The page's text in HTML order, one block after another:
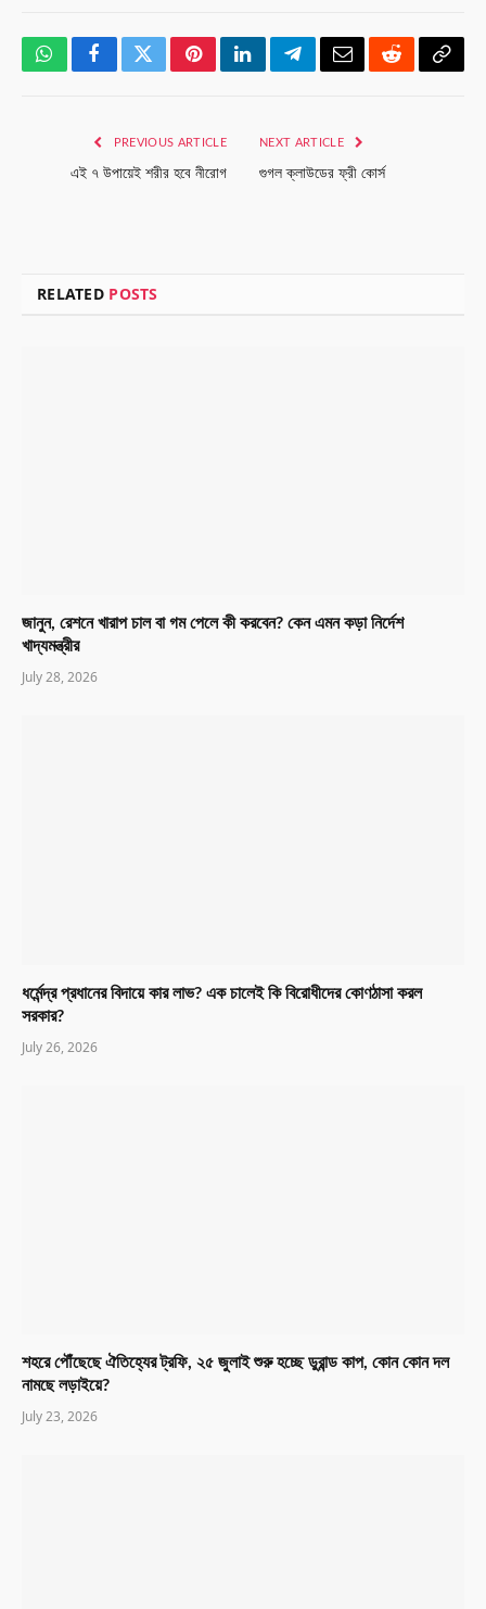
WhatsAppFacebookTwitterPinterestLinkedInTelegramEmailRedditCopy
PREVIOUS ARTICLE
এই ৭ উপায়েই শরীর হবে নীরোগ
NEXT ARTICLE
গুগল ক্লাউডের ফ্রী কোর্স
RELATED POSTS
জানুন, রেশনে খারাপ চাল বা গম পেলে কী করবেন? কেন এমন কড়া নির্দেশ
খাদ্যমন্ত্রীর
July 28, 2026
ধর্মেন্দ্র প্রধানের বিদায়ে কার লাভ? এক চালেই কি বিরোধীদের কোণঠাসা করল
সরকার?
July 26, 2026
শহরে পৌঁছেছে ঐতিহ্যের ট্রফি, ২৫ জুলাই শুরু হচ্ছে ডুরান্ড কাপ, কোন কোন দল
নামছে লড়াইয়ে?
July 23, 2026